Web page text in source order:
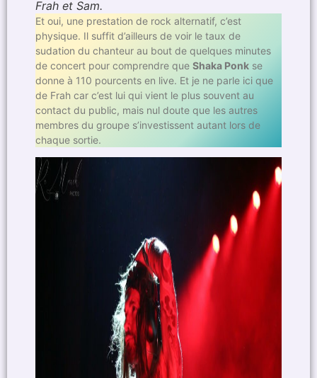
Frah et Sam.
Et oui, une prestation de rock alternatif, c’est
physique. Il suffit d’ailleurs de voir le taux de
sudation du chanteur au bout de quelques minutes
de concert pour comprendre que Shaka Ponk se
donne à 110 pourcents en live. Et je ne parle ici que
de Frah car c’est lui qui vient le plus souvent au
contact du public, mais nul doute que les autres
membres du groupe s’investissent autant lors de
chaque sortie.